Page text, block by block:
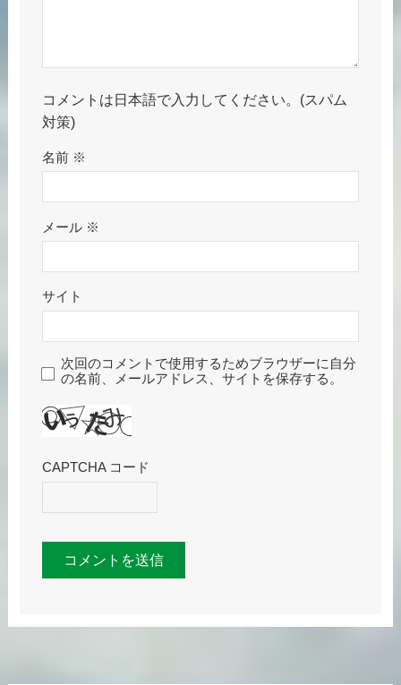
コメントは日本語で入力してください。(スパム
対策)
名前 ※
メール ※
サイト
次回のコメントで使用するためブラウザーに自分
の名前、メールアドレス、サイトを保存する。
CAPTCHA コード